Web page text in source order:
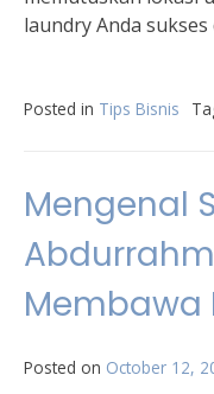
laundry Anda
Posted in Tips Bisnis
Mengenal
Membawa
Posted on October 12,